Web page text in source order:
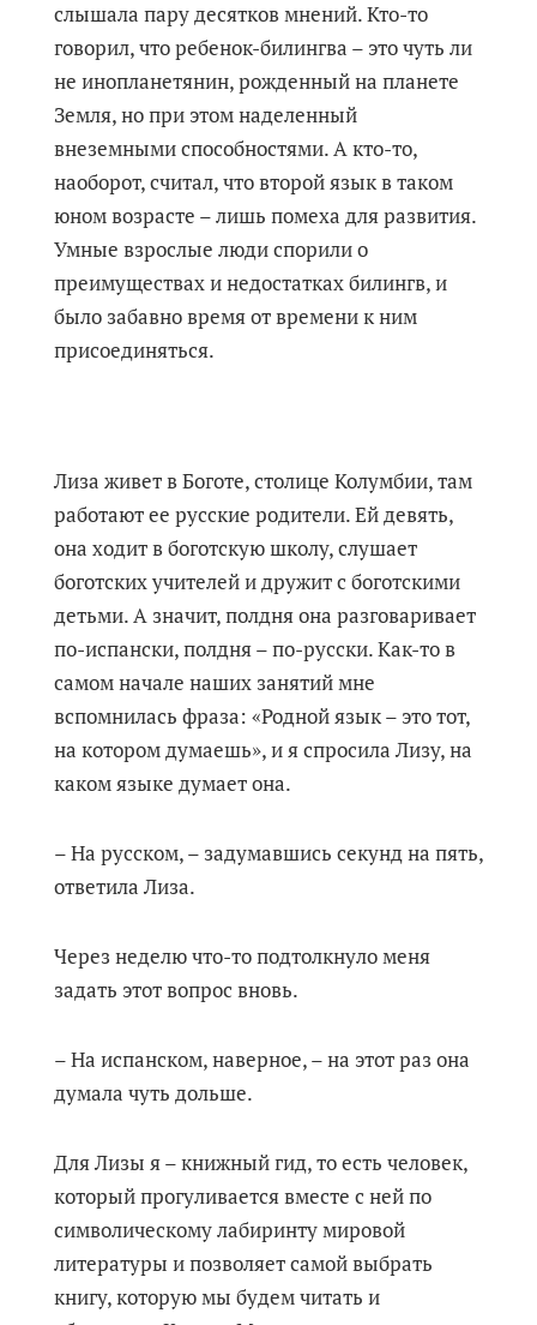
слышала пару десятков мнений. Кто-то
говорил, что ребенок-билингва – это чуть ли
не инопланетянин, рожденный на планете
Земля, но при этом наделенный
внеземными способностями. А кто-то,
наоборот, считал, что второй язык в таком
юном возрасте – лишь помеха для развития.
Умные взрослые люди спорили о
преимуществах и недостатках билингв, и
было забавно время от времени к ним
присоединяться.
Лиза живет в Боготе, столице Колумбии, там
работают ее русские родители. Ей девять,
она ходит в боготскую школу, слушает
боготских учителей и дружит с боготскими
детьми. А значит, полдня она разговаривает
по-испански, полдня – по-русски. Как-то в
самом начале наших занятий мне
вспомнилась фраза: «Родной язык – это тот,
на котором думаешь», и я спросила Лизу, на
каком языке думает она.
– На русском, – задумавшись секунд на пять,
ответила Лиза.
Через неделю что-то подтолкнуло меня
задать этот вопрос вновь.
– На испанском, наверное, – на этот раз она
думала чуть дольше.
Для Лизы я – книжный гид, то есть человек,
который прогуливается вместе с ней по
символическому лабиринту мировой
литературы и позволяет самой выбрать
книгу, которую мы будем читать и